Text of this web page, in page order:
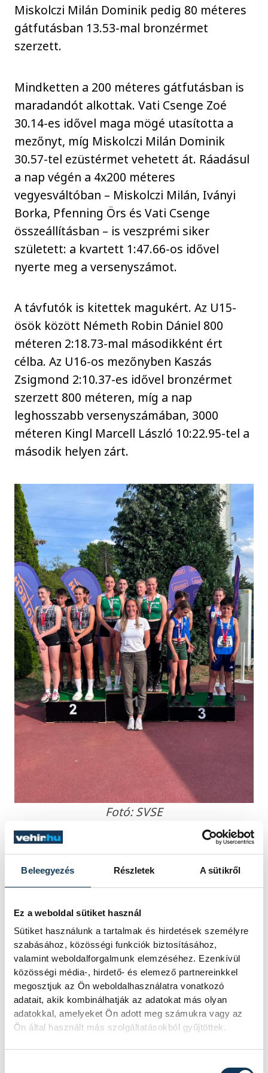
Beleegyezés Részletek A sütikről
Ez a weboldal sütiket használ
Sütiket használunk a tartalmak és hirdetések személyre
szabásához, közösségi funkciók biztosításához,
valamint weboldalforgalmunk elemzéséhez. Ezenkívül
közösségi média-, hirdető- és elemező partnereinkkel
megosztjuk az Ön weboldalhasználatra vonatkozó
adatait, akik kombinálhatják az adatokat más olyan
adatokkal, amelyeket Ön adott meg számukra vagy az
Ön által használt más szolgáltatásokból gyűjtöttek.
Miskolczi Milán Dominik pedig 80 méteres
gátfutásban 13.53-mal bronzérmet
szerzett.
Mindketten a 200 méteres gátfutásban is
maradandót alkottak. Vati Csenge Zoé
30.14-es idővel maga mögé utasította a
mezőnyt, míg Miskolczi Milán Dominik
30.57-tel ezüstérmet vehetett át. Ráadásul
a nap végén a 4x200 méteres
vegyesváltóban – Miskolczi Milán, Iványi
Borka, Pfenning Örs és Vati Csenge
összeállításban – is veszprémi siker
született: a kvartett 1:47.66-os idővel
nyerte meg a versenyszámot.
A távfutók is kitettek magukért. Az U15-
ösök között Németh Robin Dániel 800
méteren 2:18.73-mal másodikként ért
célba. Az U16-os mezőnyben Kaszás
Zsigmond 2:10.37-es idővel bronzérmet
szerzett 800 méteren, míg a nap
leghosszabb versenyszámában, 3000
méteren Kingl Marcell László 10:22.95-tel a
második helyen zárt.
Fotó: SVSE
További veszprémi eredmények:
U16 és U15
Felber Csaba 300 méteren 45.22-es idővel a
hatodik helyen végzett. Péter Levente 800
méteren 2:23.57-tel ötödik lett, Dénes
Mátyás ugyanebben a számban 2:17.30-cal
szintén ötödik helyet szerzett. Keller
Márton 2:22.07-tel, Horváth-Buday Bulcsú
2:23.32-vel teljesítette a 800 métert.